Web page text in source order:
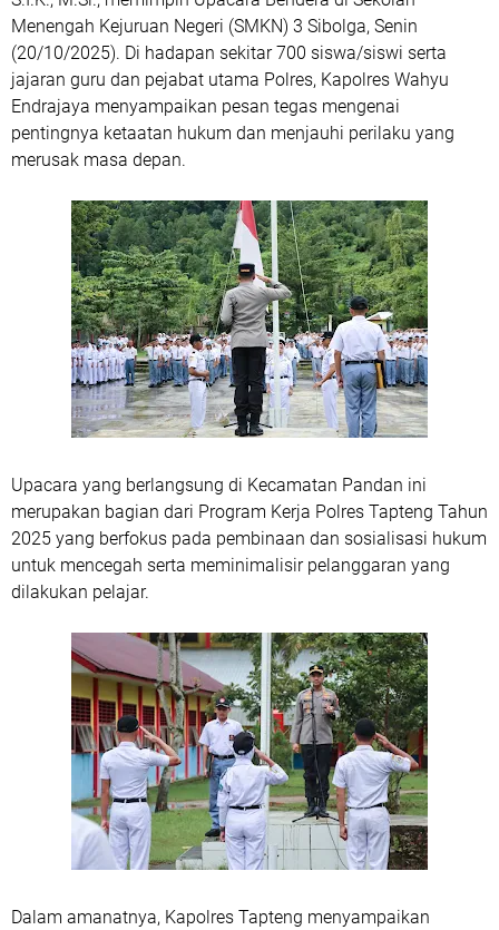
Menengah Kejuruan Negeri (SMKN) 3 Sibolga, Senin
(20/10/2025). Di hadapan sekitar 700 siswa/siswi serta
jajaran guru dan pejabat utama Polres, Kapolres Wahyu
Endrajaya menyampaikan pesan tegas mengenai
pentingnya ketaatan hukum dan menjauhi perilaku yang
merusak masa depan.
Upacara yang berlangsung di Kecamatan Pandan ini
merupakan bagian dari Program Kerja Polres Tapteng Tahun
2025 yang berfokus pada pembinaan dan sosialisasi hukum
untuk mencegah serta meminimalisir pelanggaran yang
dilakukan pelajar.
Dalam amanatnya, Kapolres Tapteng menyampaikan